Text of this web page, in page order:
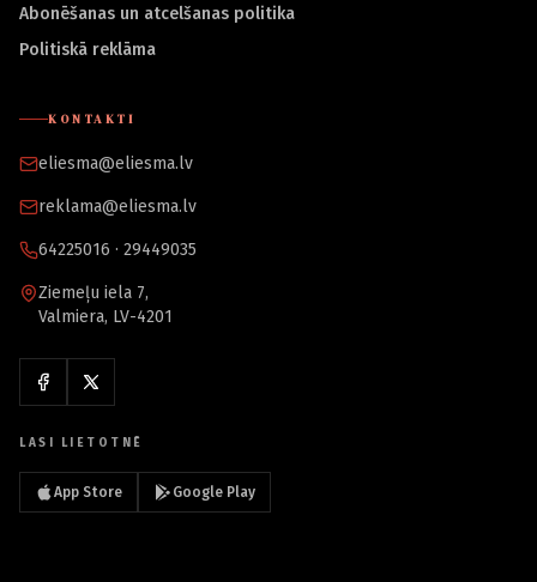
Abonēšanas un atcelšanas politika
Politiskā reklāma
KONTAKTI
eliesma@eliesma.lv
reklama@eliesma.lv
64225016 · 29449035
Ziemeļu iela 7,
Valmiera, LV-4201
LASI LIETOTNĒ
App Store Google Play